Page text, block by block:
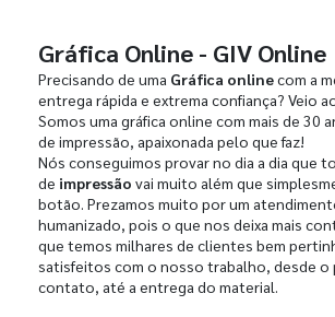
Gráfica Online - GIV Online
Precisando de uma Gráfica onlinecom a
entrega rápida e extrema confiança? Veio
Somos uma gráfica online com mais de 30
de impressão, apaixonada pelo que faz!
Nós conseguimos provar no dia a dia que
de impressão vai muito além que
botão. Prezamos muito por um
humanizado, pois o que nos deixa mais
que temos milhares de clientes bem
satisfeitos com o nosso trabalho, desde o
contato, até a entrega do material.